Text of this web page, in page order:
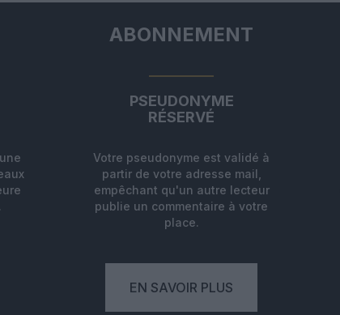
ABONNEMENT
PSEUDONYME
RÉSERVÉ
Votre pseudonyme est validé à
partir de votre adresse mail,
empêchant qu'un autre lecteur
publie un commentaire à votre
place.
EN SAVOIR PLUS